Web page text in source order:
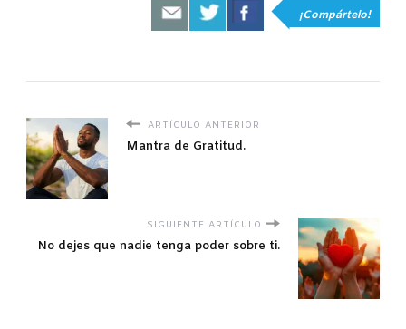
¡Compártelo!
ARTÍCULO ANTERIOR
Mantra de Gratitud.
SIGUIENTE ARTÍCULO
No dejes que nadie tenga poder sobre ti.